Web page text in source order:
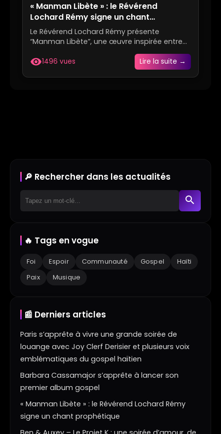
« Manman Libète » : le Révérend
Lochard Rémy signe un chant
prophétique
Le Révérend Lochard Rémy présente
“Manman Libète”, une œuvre inspirée entre
prière, prophétie et patriotism...
visibility1496 vues Lire la suite →
🔎 Rechercher dans les actualités
search
🔥 Tags en vogue
Foi Espoir Communauté Gospel
Haïti
Paix
Musique
📰 Derniers articles
Paris s’apprête à vivre une grande soirée de
louange avec Joy Clerf Derisier et plusieurs voix
emblématiques du gospel haïtien
Barbara Cassamajor s’apprête à lancer son
premier album gospel
« Manman Libète » : le Révérend Lochard Rémy
signe un chant prophétique